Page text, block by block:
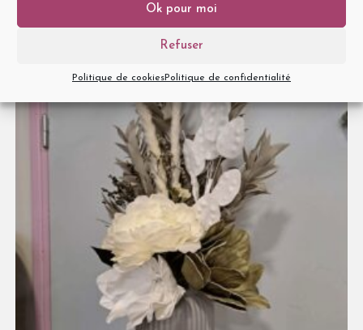
Ok pour moi
Refuser
Politique de cookiesPolitique de confidentialité